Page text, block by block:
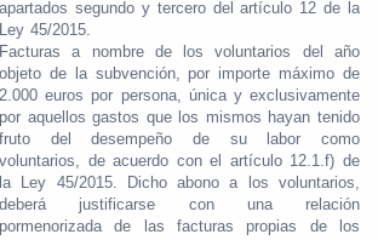
apartados segundo y tercero del artículo 12 de la
Ley 45/2015.
Facturas a nombre de los voluntarios del año
objeto de la subvención, por importe máximo de
2.000 euros por persona, única y exclusivamente
por aquellos gastos que los mismos hayan tenido
fruto del desempeño de su labor como
voluntarios, de acuerdo con el artículo 12.1.f) de
la Ley 45/2015. Dicho abono a los voluntarios,
deberá justificarse con una relación
pormenorizada de las facturas propias de los